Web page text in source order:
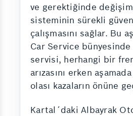
ve gerektiğinde
sisteminin sürekli
çalışmasını sağlar. Bu
Car Service
servisi, herhangi bir
arızasını erken
olası kazaların önüne
Kartal´daki Albayrak